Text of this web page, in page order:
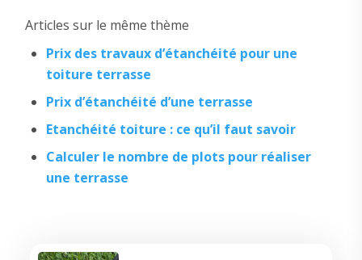
Articles sur le même thème
Prix des travaux d’étanchéité pour une
toiture terrasse
Prix d’étanchéité d’une terrasse
Etanchéité toiture : ce qu’il faut savoir
Calculer le nombre de plots pour réaliser
une terrasse